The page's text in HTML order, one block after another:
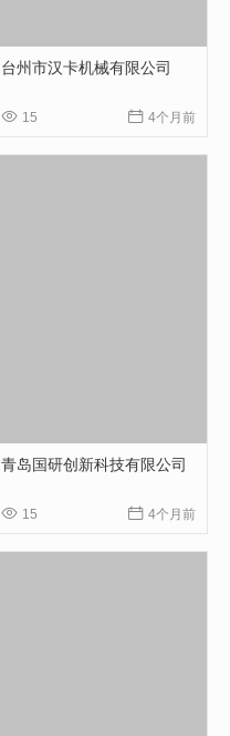
台州市汉卡机械有限公司
 15  4个月前
青岛国研创新科技有限公司
 15  4个月前